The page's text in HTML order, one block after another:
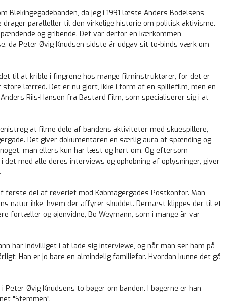
Blekingegadebanden, da jeg i 1991 læste Anders Bodelsens
drager paralleller til den virkelige historie om politisk aktivisme.
og gribende. Det var derfor en kærkommen
da Peter Øvig Knudsen sidste år udgav sit to-binds værk om
til at krible i fingrene hos mange filminstruktører, for det er
lærred. Det er nu gjort, ikke i form af en spillefilm, men en
Riis-Hansen fra Bastard Film, som specialiserer sig i at
at filme dele af bandens aktiviteter med skuespillere,
Det giver dokumentaren en særlig aura af spænding og
man ellers kun har læst og hørt om. Og eftersom
med alle deres interviews og ophobning af oplysninger, giver
første del af røveriet mod Købmagergades Postkontor. Man
natur ikke, hvem der affyrer skuddet. Dernæst klippes der til et
fortæller og øjenvidne, Bo Weymann, som i mange år var
har indvilliget i at lade sig interviewe, og når man ser ham på
Han er jo bare en almindelig familiefar. Hvordan kunne det gå
Øvig Knudsens to bøger om banden. I bøgerne er han
"Stemmen".